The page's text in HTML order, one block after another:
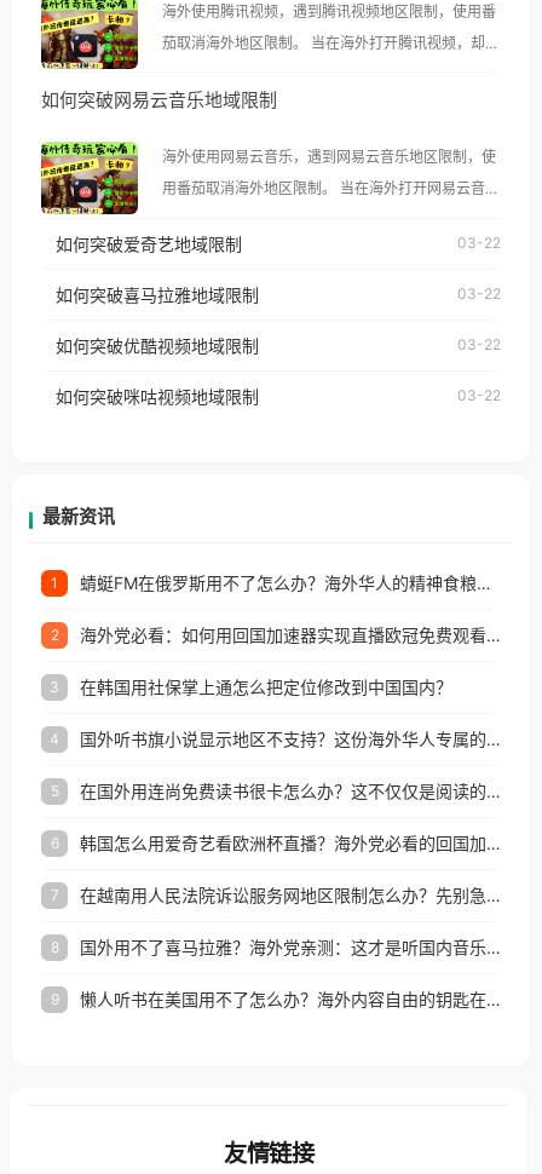
海外使用腾讯视频，遇到腾讯视频地区限制，使用番
茄取消海外地区限制。 当在海外打开腾讯视频，却突
示语。 海外用户如香港、澳门、台湾、美国、加拿
像其他音乐平台一样，出现地区及版权限制问题，且
仅能在中国大陆地区播放。 遇到这个问题的朋友们，
台湾、美国、加拿大、澳大利亚、欧洲等国家和地区
权限制所困扰。
如何突破网易云音乐地域限制
海外使用网易云音乐，遇到网易云音乐地区限制，使
用番茄取消海外地区限制。 当在海外打开网易云音
播放”的提示语。 海外用户如香港、澳门、台湾、美
制问题，且仅能在中国大陆地区播放。 遇到这个问题
户收听网易云音乐地区版权限制」的问题，无论人在
如何突破爱奇艺地域限制 03-22
如何突破喜马拉雅地域限制 03-22
如何突破优酷视频地域限制 03-22
如何突破咪咕视频地域限制 03-22
最新资讯
1 蜻蜓FM在俄罗斯用不了怎么办？海外华人的精神食粮补给方案
2 海外党必看：如何用回国加速器实现直播欧冠免费观看？附影视音乐全攻略
3 在韩国用社保掌上通怎么把定位修改到中国国内？
4 国外听书旗小说显示地区不支持？这份海外华人专属的国内内容解锁指南请收好
5 在国外用连尚免费读书很卡怎么办？这不仅仅是阅读的烦恼
6 韩国怎么用爱奇艺看欧洲杯直播？海外党必看的回国加速全攻略
7 在越南用人民法院诉讼服务网地区限制怎么办？先别急，这可能只是网络问题的冰山一角
8 国外用不了喜马拉雅？海外党亲测：这才是听国内音乐听书的正确打开方式
9 懒人听书在美国用不了怎么办？海外内容自由的钥匙在这里
友情链接